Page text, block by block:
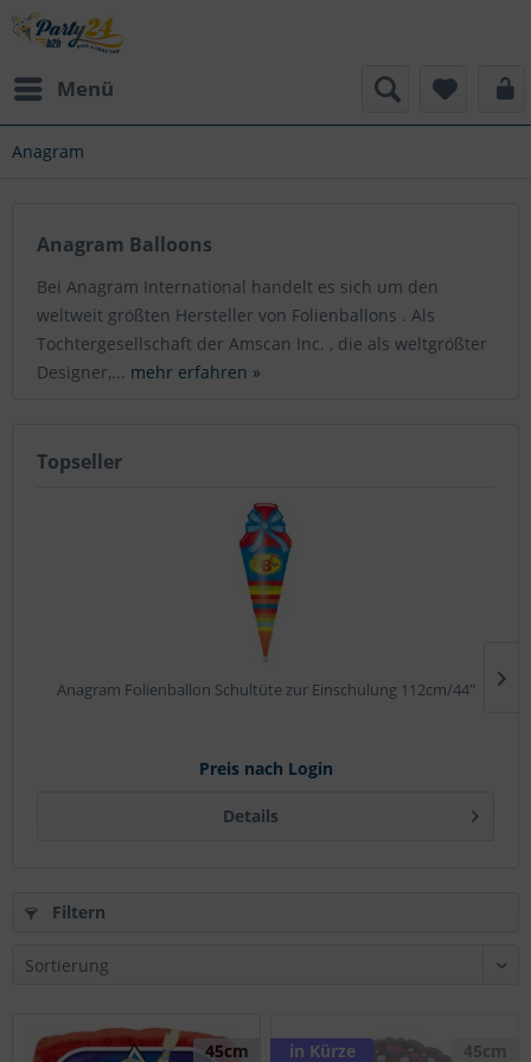
Menü
Anagram
Anagram Balloons
Bei Anagram International handelt es sich um den
weltweit größten Hersteller von Folienballons . Als
Tochtergesellschaft der Amscan Inc. , die als weltgrößter
Designer,... mehr erfahren »
Topseller
Anagram Folienballon Schultüte zur Einschulung 112cm/44"
Preis nach Login
Details
Filtern
45cm
in Kürze
45cm